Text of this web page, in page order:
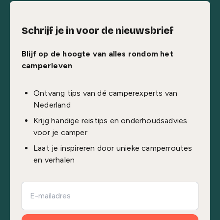
Schrijf je in voor de nieuwsbrief
Blijf op de hoogte van alles rondom het
camperleven
Ontvang tips van dé camperexperts van
Nederland
Krijg handige reistips en onderhoudsadvies
voor je camper
Laat je inspireren door unieke camperroutes
en verhalen